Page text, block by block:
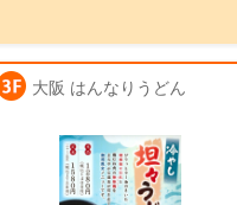
大阪 はんなりうどん